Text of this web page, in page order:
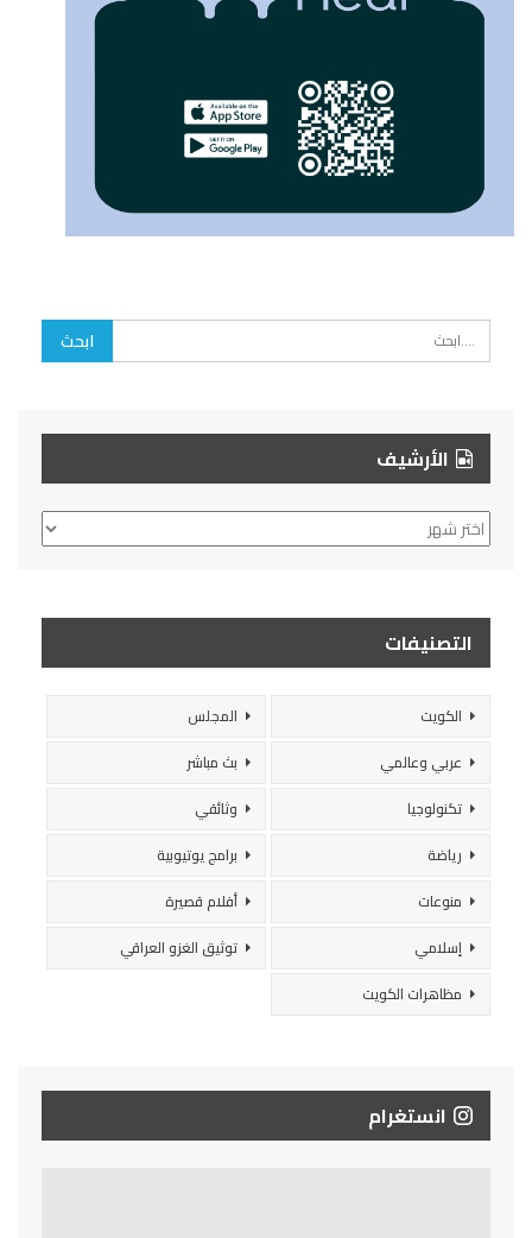
الأرشيف
الأرشيف
التصنيفات
الكويت
المجلس
عربي وعالمي
بث مباشر
تكنولوجيا
وثائقي
رياضة
برامج يوتيوبية
منوعات
أفلام قصيرة
إسلامي
توثيق الغزو العراقي
مظاهرات الكويت
انستغرام